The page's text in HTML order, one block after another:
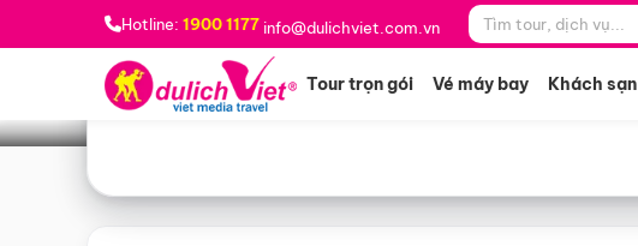
Hotline: 1900 1177 info@dulichviet.com.vn
Tour trọn gói Vé máy bay Khách sạn
Bạn muốn đi đâu? *